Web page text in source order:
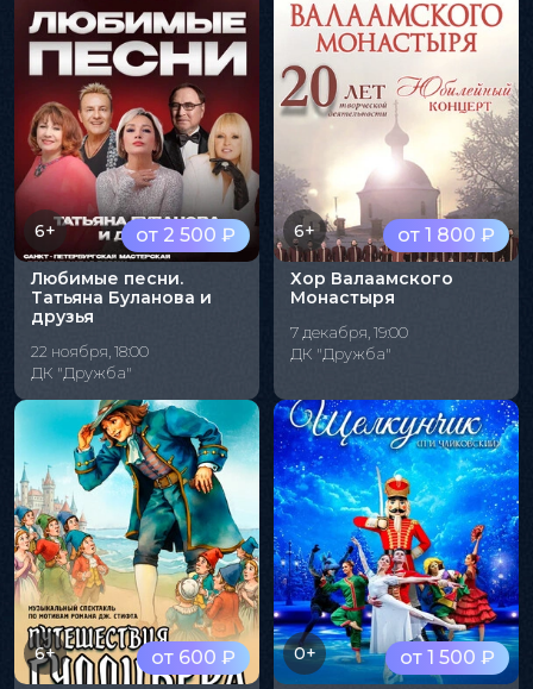
от 2 500 ₽
6+
Любимые песни.
Татьяна Буланова и
друзья
22 ноября, 18:00
ДК "Дружба"
от 1 800 ₽
6+
Хор Валаамского
Монастыря
7 декабря, 19:00
ДК "Дружба"
от 600 ₽
6+ от 1 500 ₽
0+